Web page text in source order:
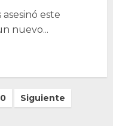
este
nuevo...
Siguiente